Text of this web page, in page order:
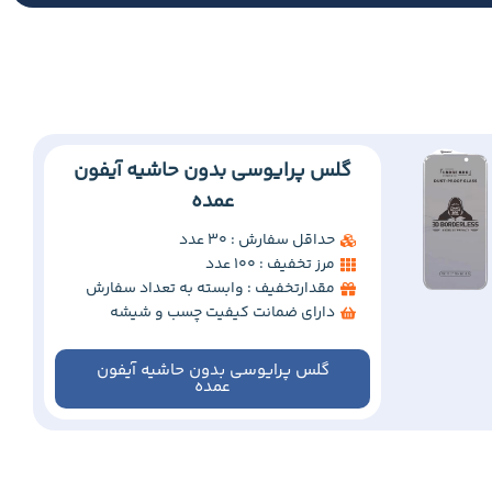
گلس پرایوسی بدون حاشیه آیفون
عمده
حداقل سفارش : 30 عدد
مرز تخفیف : 100 عدد
مقدارتخفیف : وابسته به تعداد سفارش
دارای ضمانت کیفیت چسب و شیشه
گلس پرایوسی بدون حاشیه آیفون
عمده